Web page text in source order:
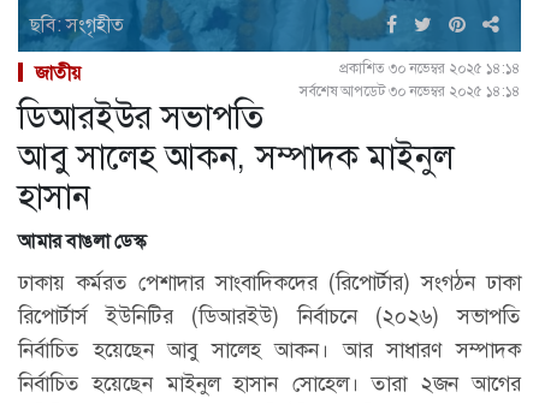
ছবি: সংগৃহীত
জাতীয়
প্রকাশিত ৩০ নভেম্বর ২০২৫ ১৪:১৪
সর্বশেষ আপডেট ৩০ নভেম্বর ২০২৫ ১৪:১৪
ডিআরইউর সভাপতি
আবু সালেহ আকন, সম্পাদক মাইনুল
হাসান
আমার বাঙলা ডেস্ক
ঢাকায় কর্মরত পেশাদার সাংবাদিকদের (রিপোর্টার) সংগঠন ঢাকা
রিপোর্টার্স ইউনিটির (ডিআরইউ) নির্বাচনে (২০২৬) সভাপতি
নির্বাচিত হয়েছেন আবু সালেহ আকন। আর সাধারণ সম্পাদক
নির্বাচিত হয়েছেন মাইনুল হাসান সোহেল। তারা ২জন আগের